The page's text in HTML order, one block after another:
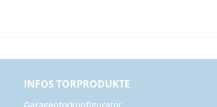
INFOS TORPRODUKTE